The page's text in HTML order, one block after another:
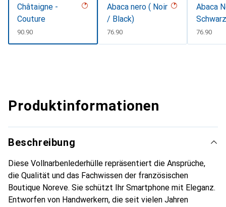
Châtaigne -
Couture
CHF
90.90
Abaca nero ( Noir
/ Black)
CHF
76.90
Abaca
CHF
76.90
Produktinformationen
Beschreibung
Diese Vollnarbenlederhülle repräsentiert die Ansprüche,
die Qualität und das Fachwissen der französischen
Boutique Noreve. Sie schützt Ihr Smartphone mit Eleganz.
Entworfen von Handwerkern, die seit vielen Jahren